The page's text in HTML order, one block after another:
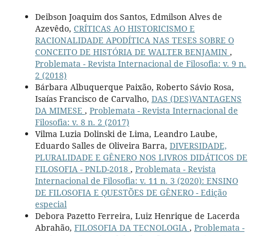
Deibson Joaquim dos Santos, Edmilson Alves de
Azevêdo, CRÍTICAS AO HISTORICISMO E
RACIONALIDADE APODÍTICA NAS TESES SOBRE O
CONCEITO DE HISTÓRIA DE WALTER BENJAMIN ,
Problemata - Revista Internacional de Filosofia: v. 9 n.
2 (2018)
Bárbara Albuquerque Paixão, Roberto Sávio Rosa,
Isaías Francisco de Carvalho, DAS (DES)VANTAGENS
DA MIMESE , Problemata - Revista Internacional de
Filosofia: v. 8 n. 2 (2017)
Vilma Luzia Dolinski de Lima, Leandro Laube,
Eduardo Salles de Oliveira Barra, DIVERSIDADE,
PLURALIDADE E GÊNERO NOS LIVROS DIDÁTICOS DE
FILOSOFIA - PNLD-2018 , Problemata - Revista
Internacional de Filosofia: v. 11 n. 3 (2020): ENSINO
DE FILOSOFIA E QUESTÕES DE GÊNERO - Edição
especial
Debora Pazetto Ferreira, Luiz Henrique de Lacerda
Abrahão, FILOSOFIA DA TECNOLOGIA , Problemata -